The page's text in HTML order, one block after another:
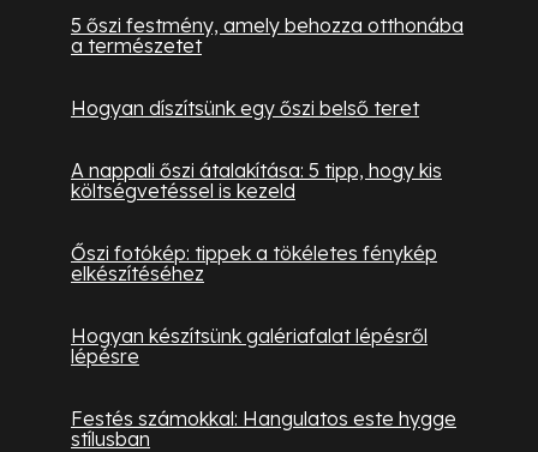
5 őszi festmény, amely behozza otthonába
a természetet
Hogyan díszítsünk egy őszi belső teret
A nappali őszi átalakítása: 5 tipp, hogy kis
költségvetéssel is kezeld
Őszi fotókép: tippek a tökéletes fénykép
elkészítéséhez
Hogyan készítsünk galériafalat lépésről
lépésre
Festés számokkal: Hangulatos este hygge
stílusban